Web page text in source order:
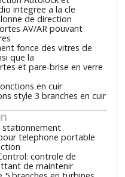
integree a la cle
de direction
AV/AR pouvant
fonce des vitres de
que la
et pare-brise en verre
en cuir
style 3 branches en cuir
stationnement
telephone portable
controle de
de maintenir